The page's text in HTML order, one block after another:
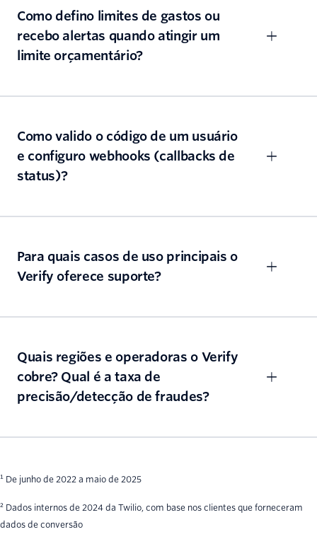
Como defino limites de gastos ou
recebo alertas quando atingir um
limite orçamentário?
Como valido o código de um usuário
e configuro webhooks (callbacks de
status)?
Para quais casos de uso principais o
Verify oferece suporte?
Quais regiões e operadoras o Verify
cobre? Qual é a taxa de
precisão/detecção de fraudes?
¹ De junho de 2022 a maio de 2025
² Dados internos de 2024 da Twilio, com base nos clientes que forneceram
dados de conversão